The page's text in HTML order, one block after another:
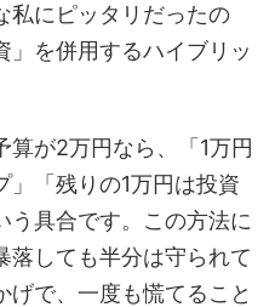
私にピッタリだったの
」を併用するハイブリッ
算が2万円なら、「1万円
」「残りの1万円は投資
う具合です。この方法に
落しても半分は守られて
げで、一度も慌てること